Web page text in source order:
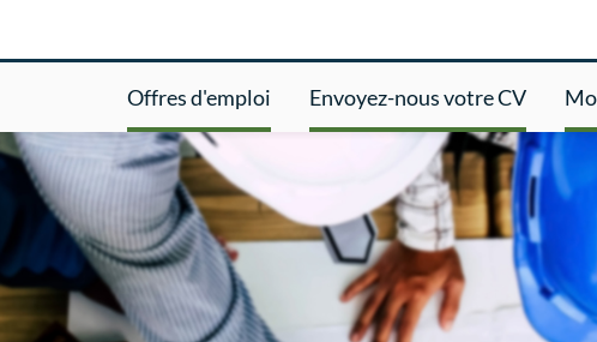
de Contrôle nucléaire
Offres d'emploi Envoyez-nous votre CV